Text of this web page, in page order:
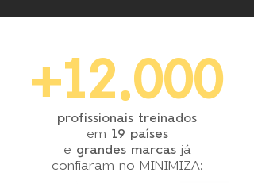
+12.000
profissionais treinados
em 19 países
e grandes marcasjá
confiaram no MINIMIZA: